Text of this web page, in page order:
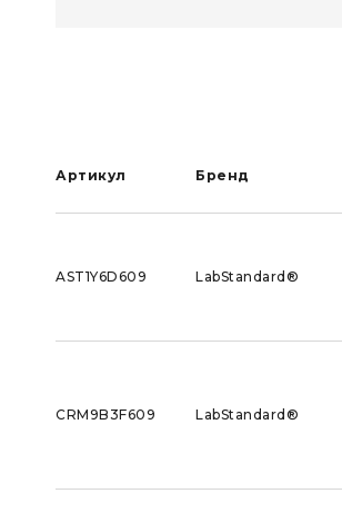
Артикул Бренд
AST1Y6D609 LabStandard®
CRM9B3F609 LabStandard®